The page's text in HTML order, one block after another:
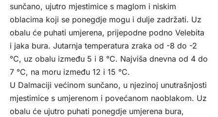
sunčano, ujutro mjestimice s maglom i niskim
oblacima koji se ponegdje mogu i dulje zadržati. Uz
obalu će puhati umjerena, prijepodne podno Velebita
i jaka bura. Jutarnja temperatura zraka od -8 do -2
°C, uz obalu između 5 i 8 °C. Najviša dnevna od 4 do
7 °C, na moru između 12 i 15 °C.
U Dalmaciji većinom sunčano, u njezinoj unutrašnjosti
mjestimice s umjerenom i povećanom naoblakom. Uz
obalu će ujutro puhati ponegdje umjerena bura,